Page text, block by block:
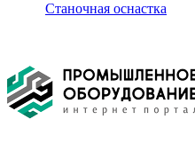
Станочная оснастка